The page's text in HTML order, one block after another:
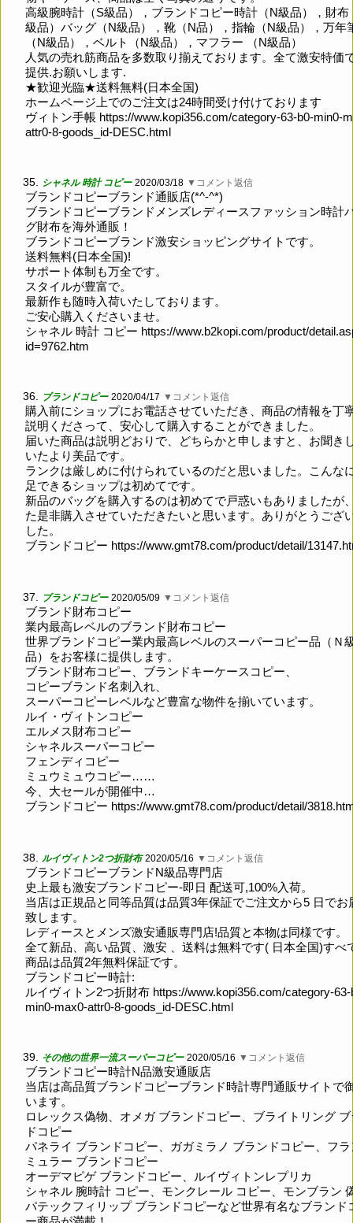
高級腕時計（S級品），ブランドコピー時計（N級品），財布
級品）バッグ（N級品），靴（N品），指輪（N級品），万年
（N級品），ベルト（N級品），マフラー （N級品）
人気の売れ筋商品を多数取り揃えております。全て激安特価
提供.お願いします.
★歓迎光臨★送料無料(日本全国)
ホームページ上でのご注文は24時間受け付けております
ヴィトン手帳 https://www.kopi356.com/category-63-b0-min0-
attr0-8-goods_id-DESC.html
35. シャネル 時計 コピー 2020/03/18 ▼コメント返信
ブランドコピーブランド通販店(*^-^*)
ブランドコピーブランドメンズレディースファッション時計
グ財布を海外通販！
ブランドコピーブランド激安ショッピングサイトです。
送料無料(日本全国)!
サポート体制も万全です。
スタイルが豊富で。
最新作も随時入荷いたしております。
ご安心購入くださいませ。
シャネル 時計 コピー https://www.b2kopi.com/product/
id=9762.htm
36. ブランドコピー 2020/04/17 ▼コメント返信
購入前にショップにお電話させていただき、商品の情報を丁
説明くださって、安心して購入することができました。
届いた商品は説明どおりで、どちらかと申しますと、お聞き
いたより美品です。
ランクは厳しめに付けられているのだと思いました。こんな
足できるショップは初めてです。
新品のバッグを購入するのは初めてで戸惑いもありましたが
た是非購入させていただきたいと思います。ありがとうござ
した。
ブランドコピー https://www.gmt78.com/product/detail/
37. ブランドコピー 2020/05/09 ▼コメント返信
ブランド財布コピー
業内最高レベルのブランド財布コピー
世界ブランドコピー業内最高レベルのスーパーコピー品（Ｎ
品）をお客様に提供します。
ブランド財布コピー、ブランドキーケースコピー、
コピーブランド名刺入れ、
スーパーコピーレベルなど豊富な物件を揃いています。
ルイ・ヴィトンコピー
エルメス財布コピー
シャネルスーパーコピー
フェンディコピー
ミュウミュウコピー……
今、大セールが開催中…
ブランドコピー https://www.gmt78.com/product/detail/
38. ルイヴィトン2つ折財布 2020/05/16 ▼コメント返信
ブランドコピーブランドN級品専門店
史上最も激安ブランドコピー-即日 配送可,100%入荷。
当店は正規品と同等品質は品質3年保証でご注文から5 日でお
致します。
レディースとメンズ激安通販専門店!品質と本物は同様です。
全て新品、高い品質、激安 、送料は無料です( 日本全国)すべ
商品は品質2年無料保証です。
ブランドコピー時計:
ルイヴィトン2つ折財布 https://www.kopi356.com/category-63-
min0-max0-attr0-8-goods_id-DESC.html
39. その他の世界一流スーパーコピー 2020/05/16 ▼コメント返信
ブランドコピー時計N品激安通販店
当店は高品質ブランドコピーブランド時計専門通販サイトで
います。
ロレックス偽物、オメガ ブランドコピー、ブライトリング
ドコピー
パネライ ブランドコピー、ガガミラノ ブランドコピー、フ
ミュラー ブランドコピー
オーデマピゲ ブランドコピー、ルイヴィトンレプリカ
シャネル 腕時計 コピー、モンクレール コピー、モンブラン
パテックフィリップ ブランドコピーなど世界有名なブランド